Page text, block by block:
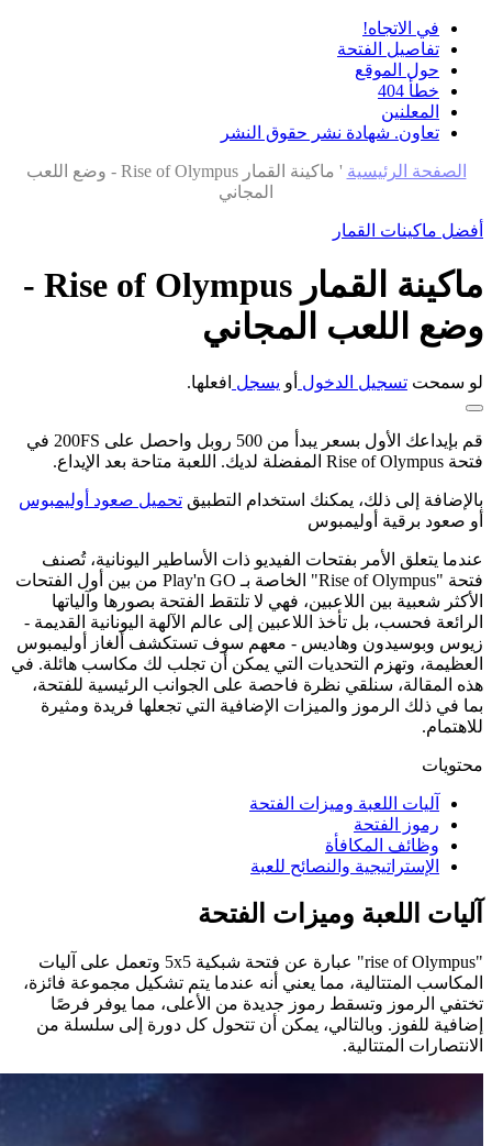
في الاتجاه!
تفاصيل الفتحة
حول الموقع
خطأ 404
المعلنين
تعاون. شهادة نشر حقوق النشر
الصفحة الرئيسية '
ماكينة القمار Rise of Olympus - وضع اللعب
المجاني
أفضل ماكينات القمار
ماكينة القمار Rise of Olympus -
وضع اللعب المجاني
لو سمحت تسجيل الدخول أو يسجل افعلها.
قم بإيداعك الأول بسعر يبدأ من 500 روبل واحصل على 200FS في
فتحة Rise of Olympus المفضلة لديك. اللعبة متاحة بعد الإيداع.
بالإضافة إلى ذلك، يمكنك استخدام التطبيق تحميل صعود أوليمبوس
أو صعود برقية أوليمبوس
عندما يتعلق الأمر بفتحات الفيديو ذات الأساطير اليونانية، تُصنف
فتحة "Rise of Olympus" الخاصة بـ Play'n GO من بين أول الفتحات
الأكثر شعبية بين اللاعبين، فهي لا تلتقط الفتحة بصورها وآلياتها
الرائعة فحسب، بل تأخذ اللاعبين إلى عالم الآلهة اليونانية القديمة -
زيوس وبوسيدون وهاديس - معهم سوف تستكشف ألغاز أوليمبوس
العظيمة، وتهزم التحديات التي يمكن أن تجلب لك مكاسب هائلة. في
هذه المقالة، سنلقي نظرة فاحصة على الجوانب الرئيسية للفتحة،
بما في ذلك الرموز والميزات الإضافية التي تجعلها فريدة ومثيرة
للاهتمام.
محتويات
آليات اللعبة وميزات الفتحة
رموز الفتحة
وظائف المكافأة
الإستراتيجية والنصائح للعبة
آليات اللعبة وميزات الفتحة
"rise of Olympus" عبارة عن فتحة شبكية 5x5 وتعمل على آليات
المكاسب المتتالية، مما يعني أنه عندما يتم تشكيل مجموعة فائزة،
تختفي الرموز وتسقط رموز جديدة من الأعلى، مما يوفر فرصًا
إضافية للفوز. وبالتالي، يمكن أن تتحول كل دورة إلى سلسلة من
الانتصارات المتتالية.